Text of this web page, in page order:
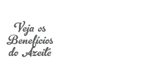
Veja os
Benefícios
do Azeite